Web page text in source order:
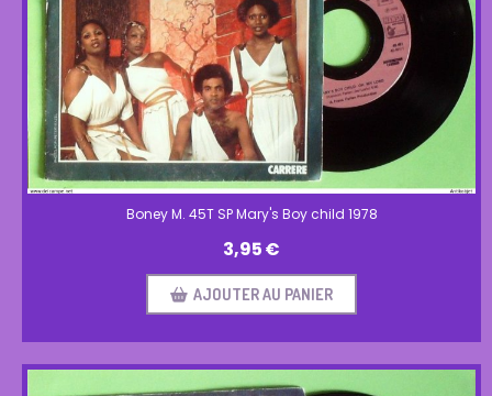
Boney M. 45T SP Mary's Boy child 1978
3,95€
AJOUTER AU PANIER